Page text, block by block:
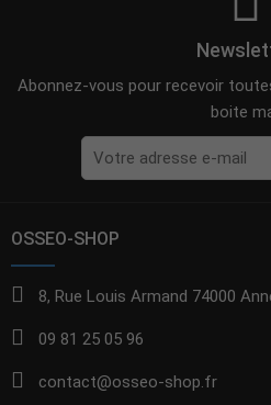
Abonnez-vous pour recevoir
boite
OSSEO-SHOP
8, Rue Louis Armand 74000
09 81 25 05 96
contact@osseo-shop.fr